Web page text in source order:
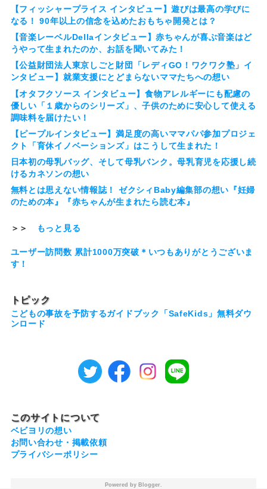
【フィッシャープライス インタビュー】遊びは最高の学びに
なる！ 90年以上の信念を込めたおもちゃ開発とは？
【音楽レーベルDellaインタビュー】赤ちゃんが喜ぶ音楽はど
うやって生まれたのか、お話を聞いてみた！
【公益財団法人東京しごと財団「レディGO！ワクワク塾」イ
ンタビュー】就業支援にとどまらないママたちへの想い
【オタフクソース インタビュー】食物アレルギーにも配慮の
優しい「１歳からのシリーズ」、子供のために安心して使える
調味料を届けたい！
【ピープルインタビュー】満足度の高いママパパ参加プロジェ
クト「育休イノベーションズ」はこうして生まれた！
日本初の母乳バッグ、そして母乳バンク。母乳育児を応援し続
けるカネソンの想い
無料とは思えない情報誌！ ゼクシィBaby編集部の想い『妊婦
のための本』『赤ちゃんが生まれたら読む本』
＞＞ もっと見る
ユーザー訪問数 累計1000万突破＊いつもありがとうございま
す！
トピック
こどもの事故を予防するガイドブック「SafeKids」無料ダウ
ンロード
このサイトについて
ベビヨリの想い
お問い合わせ・掲載依頼
プライバシーポリシー
Powered by Blogger.